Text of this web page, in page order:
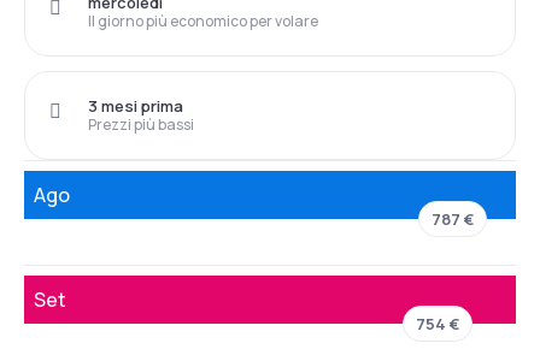
Il giorno più economico per volare
Prezzi più bassi
3 mesi prima
Ago
787 €
Set
754 €